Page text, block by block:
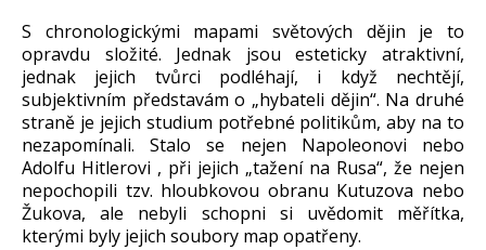
S chronologickými mapami světových dějin je to
opravdu složité. Jednak jsou esteticky atraktivní,
jednak jejich tvůrci podléhají, i když nechtějí,
subjektivním představám o „hybateli dějin“. Na druhé
straně je jejich studium potřebné politikům, aby na to
nezapomínali. Stalo se nejen Napoleonovi nebo
Adolfu Hitlerovi , při jejich „tažení na Rusa“, že nejen
nepochopili tzv. hloubkovou obranu Kutuzova nebo
Žukova, ale nebyli schopni si uvědomit měřítka,
kterými byly jejich soubory map opatřeny.